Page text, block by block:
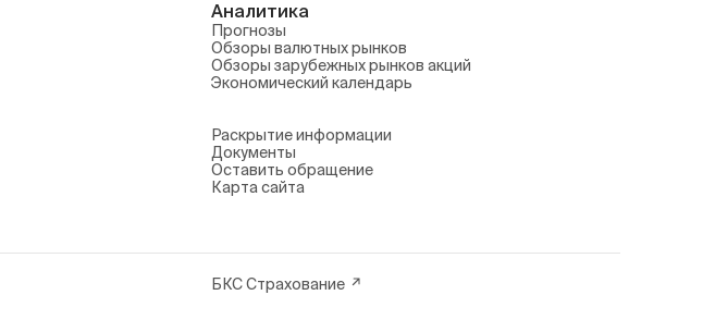
Аналитика
Прогнозы
Обзоры валютных рынков
Обзоры зарубежных рынков акций
Экономический календарь
Раскрытие информации
Документы
Оставить обращение
Карта сайта
БКС Страхование